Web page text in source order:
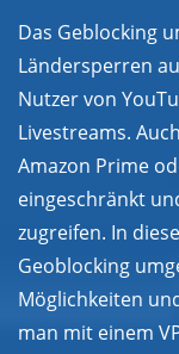
Das Geblocking
Ländersperren
Nutzer von
Livestreams.
Amazon Prime
eingeschränkt
zugreifen. In
Geoblocking
Möglichkeiten
man mit einem